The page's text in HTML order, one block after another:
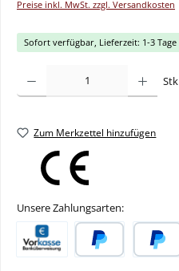
Preise inkl. MwSt. zzgl. Versandkosten
Sofort verfügbar, Lieferzeit: 1-3 Tage
Stk
Zum Merkzettel hinzufügen
Unsere Zahlungsarten: